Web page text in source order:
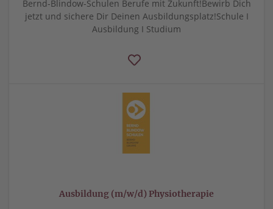
Bernd-Blindow-Schulen Berufe mit Zukunft!Bewirb Dich
jetzt und sichere Dir Deinen Ausbildungsplatz!Schule I
Ausbildung I Studium
Ausbildung (m/w/d) Physiotherapie